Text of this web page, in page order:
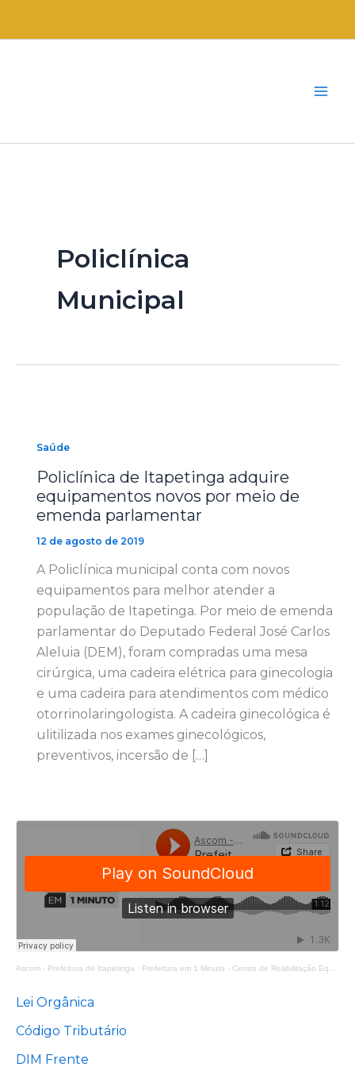
Policlínica
Municipal
Saúde
Policlínica de Itapetinga adquire
equipamentos novos por meio de
emenda parlamentar
12 de agosto de 2019
A Policlínica municipal conta com novos
equipamentos para melhor atender a
população de Itapetinga. Por meio de emenda
parlamentar do Deputado Federal José Carlos
Aleluia (DEM), foram compradas uma mesa
cirúrgica, uma cadeira elétrica para ginecologia
e uma cadeira para atendimentos com médico
otorrinolaringologista. A cadeira ginecológica é
ulitilizada nos exames ginecológicos,
preventivos, incersão de […]
Ascom - Prefeitura de Itapetinga · Prefeitura em 1 Minuto - Centro de Reabilitação Equoterapia Manoela
Lei Orgânica
Código Tributário
DIM Frente